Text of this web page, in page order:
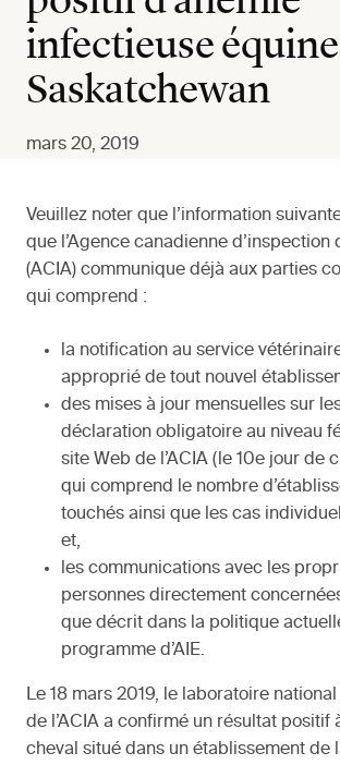
infectieuse
Saskatchewan
mars 20, 2019
Veuillez noter que l’information
que l’Agence canadienne d’inspection
(ACIA) communique déjà aux parties
qui comprend :
la notification au service
approprié de tout nouvel
des mises à jour mensuelles sur
déclaration obligatoire au niveau
site Web de l’ACIA (le 10e jour de
qui comprend le nombre
touchés ainsi que les cas
et,
les communications avec les
personnes directement
que décrit dans la politique
programme d’AIE.
Le 18 mars 2019, le laboratoire
de l’ACIA a confirmé un résultat positif
cheval situé dans un établissement de